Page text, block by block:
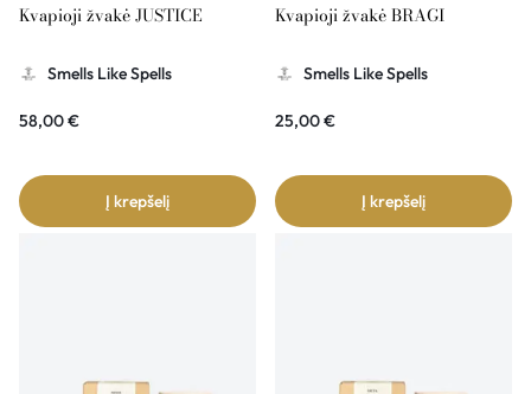
Kvapioji žvakė JUSTICE
Smells Like Spells
58,00€
Į krepšelį
Kvapioji žvakė BRAGI
Smells Like Spells
25,00€
Į krepšelį